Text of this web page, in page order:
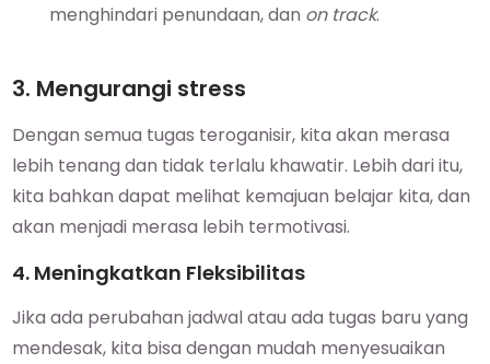
menghindari penundaan, dan on track.
3. Mengurangi stress
Dengan semua tugas teroganisir, kita akan merasa
lebih tenang dan tidak terlalu khawatir. Lebih dari itu,
kita bahkan dapat melihat kemajuan belajar kita, dan
akan menjadi merasa lebih termotivasi.
4. Meningkatkan Fleksibilitas
Jika ada perubahan jadwal atau ada tugas baru yang
mendesak, kita bisa dengan mudah menyesuaikan